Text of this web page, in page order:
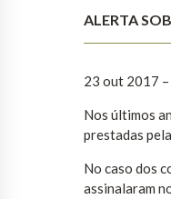
ALERTA
23 out 2017
Nos últimos
prestadas
No caso dos
assinalaram